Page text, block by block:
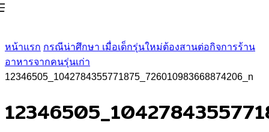
หน้าแรก กรณีน่าศึกษา เมื่อเด็กรุ่นใหม่ต้องสานต่อกิจการร้าน
อาหารจากคนรุ่นเก่า
12346505_1042784355771875_726010983668874206_n